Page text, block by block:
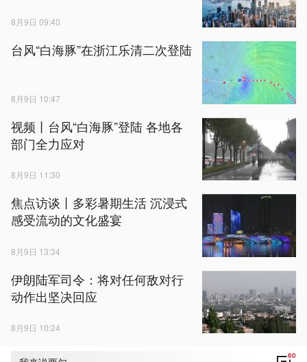
60
8月9日 09:40
台风“白海豚”在浙江乐清二次登陆
8月9日 10:47
视频丨台风“白海豚”登陆 各地各
部门全力应对
8月9日 11:30
焦点访谈丨多彩暑期生活 沉浸式
感受流动的文化盛宴
8月9日 13:34
伊朗陆军司令：将对任何敌对行
动作出坚决回应
8月9日 10:24